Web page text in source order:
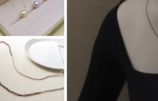
（シルバーKメッキのバチカ